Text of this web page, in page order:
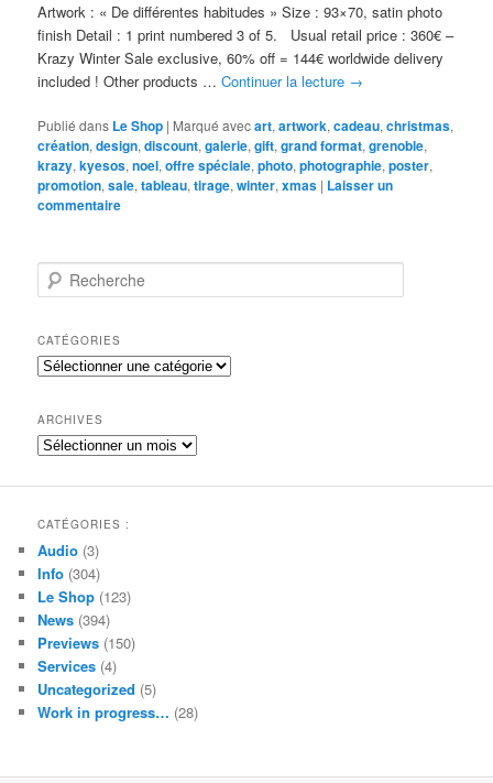
Artwork : « De différentes habitudes » Size : 93×70, satin photo
finish Detail : 1 print numbered 3 of 5. Usual retail price : 360€ –
Krazy Winter Sale exclusive, 60% off = 144€ worldwide delivery
included ! Other products …Continuer la lecture →
Publié dans Le Shop | Marqué avecart,artwork,cadeau,christmas,
création,design,discount,galerie,gift,grand format,grenoble,
krazy,kyesos,noel,offre spéciale,photo,photographie,poster,
promotion,sale,tableau,tirage,winter,xmas | Laisser un
commentaire
e
h
e
r
h
e
CATÉGORIES
Catégories
ARCHIVES
Archives
CATÉGORIES :
Audio (3)
Info (304)
Le Shop (123)
News (394)
Previews (150)
Services (4)
Uncategorized (5)
Work in progress… (28)